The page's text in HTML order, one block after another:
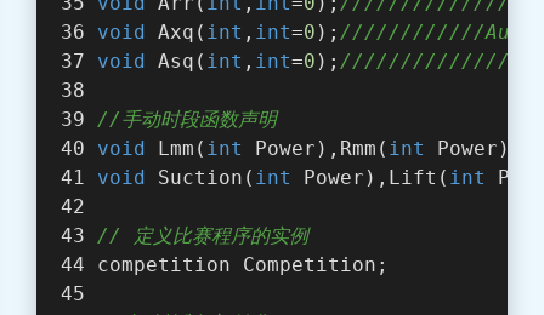
void
Axq( int , int=0 ); ////////////
void
Asq( int , int=0 ); ///////////////
//手动时段函数声明
void
Lmm( int Power),Rmm( int Power);
void
Suction( int Power),Lift( int
// 定义比赛程序的实例
competition Competition;